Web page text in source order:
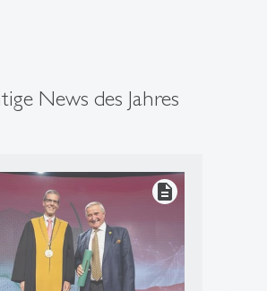
News des Jahres
description